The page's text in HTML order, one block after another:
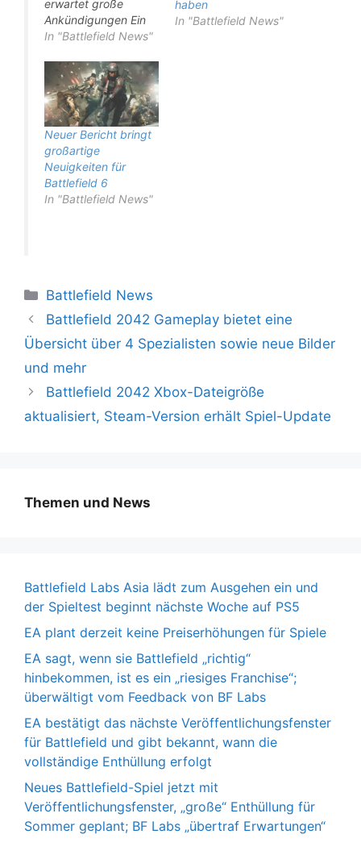
erwartet große
Ankündigungen Ein
neuer Bericht eines
deutet darauf hin,
dass die Spieletests
für das nächste
Battlefield-Spiel
intensiviert werden
und EA in den
kommenden
Monaten einige
wichtige
als Battlefield 6
wurde…
In "Battlefield News"
haben
In "Battlefield News"
Neuer Bericht bringt
großartige
Neuigkeiten für
Battlefield 6
In "Battlefield News"
Kategorien
Battlefield News
Battlefield 2042 Gameplay bietet eine
Übersicht über 4 Spezialisten sowie neue Bilder
und mehr
Battlefield 2042 Xbox-Dateigröße
aktualisiert, Steam-Version erhält Spiel-Update
Themen und News
Battlefield Labs Asia lädt zum Ausgehen ein und
der Spieltest beginnt nächste Woche auf PS5
EA plant derzeit keine Preiserhöhungen für Spiele
EA sagt, wenn sie Battlefield „richtig“
hinbekommen, ist es ein „riesiges Franchise“;
überwältigt vom Feedback von BF Labs
EA bestätigt das nächste Veröffentlichungsfenster
für Battlefield und gibt bekannt, wann die
vollständige Enthüllung erfolgt
Neues Battlefield-Spiel jetzt mit
Veröffentlichungsfenster, „große“ Enthüllung für
Sommer geplant; BF Labs „übertraf Erwartungen“